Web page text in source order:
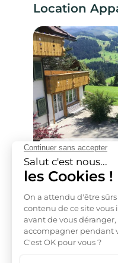
Location
Annulation gratuite
Adelboden, Bern
Location de
Vue montagne